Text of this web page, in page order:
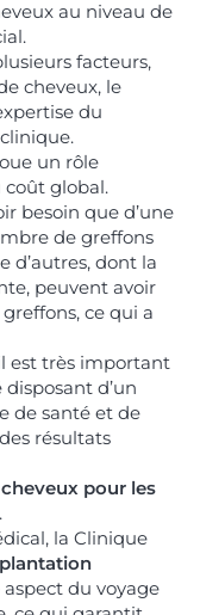
au niveau de
facteurs,
cheveux, le
du
un rôle
global.
besoin que d’une
de greffons
d’autres, dont la
peuvent avoir
ce qui a
est très important
d’un
de santé et de
résultats
pour les
la Clinique
du voyage